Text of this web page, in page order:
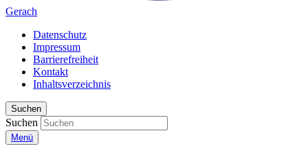
Gerach
Datenschutz
Impressum
Barrierefreiheit
Kontakt
Inhaltsverzeichnis
Suchen
Suchen
Menü